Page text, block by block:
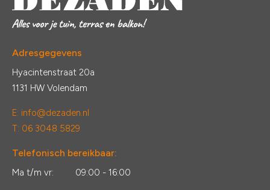
Adresgegevens
Hyacintenstraat 20a
1131 HW Volendam
E: info@dezaden.nl
T: 06 3048 5829
Telefonisch bereikbaar:
Ma t/m vr: 09:00 - 16:00